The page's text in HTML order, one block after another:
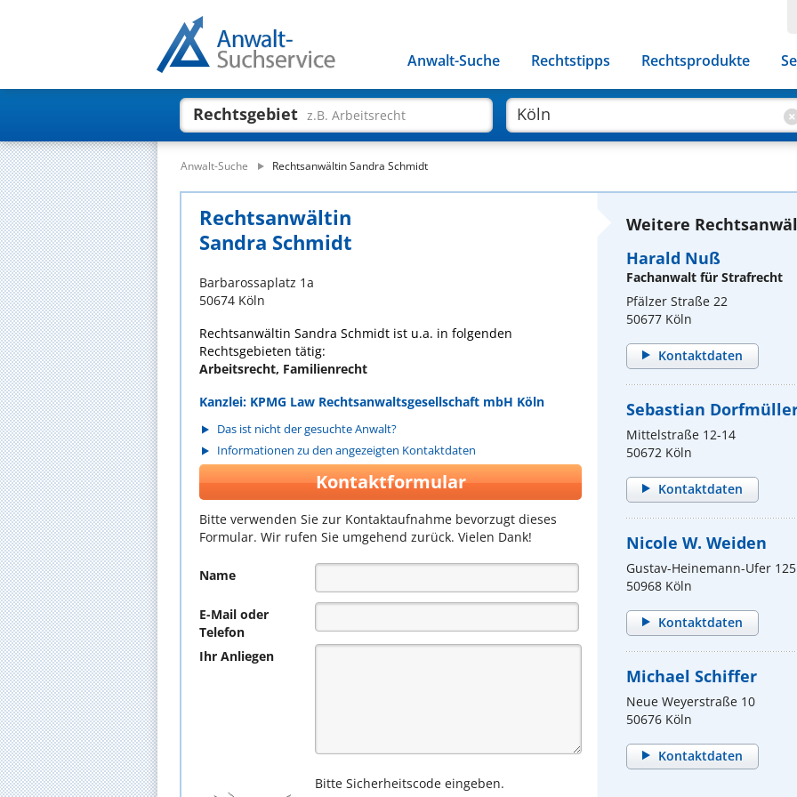
Anwalt-Suche Rechtstipps Rechtsprodukte
Rechtsgebiet z.B. Arbeitsrecht
Anwalt-Suche Rechtsanwältin Sandra Schmidt
Rechtsanwältin
Sandra Schmidt
Barbarossaplatz 1a
50674 Köln
Rechtsanwältin Sandra Schmidt ist u.a. in folgenden
Rechtsgebieten tätig:
Arbeitsrecht, Familienrecht
Kanzlei: KPMG Law Rechtsanwaltsgesellschaft mbH Köln
Das ist nicht der gesuchte Anwalt?
Informationen zu den angezeigten Kontaktdaten
Kontaktformular
Bitte verwenden Sie zur Kontaktaufnahme bevorzugt dieses
Formular. Wir rufen Sie umgehend zurück. Vielen Dank!
Name
E-Mail oder
Telefon
Ihr Anliegen
Bitte Sicherheitscode eingeben.
Weitere
Harald Nuß
Fachanwalt für Strafrecht
Pfälzer Straße 22
50677 Köln
Kontaktdaten
Sebastian
Mittelstraße 12-14
50672 Köln
Kontaktdaten
Nicole W. Weiden
Gustav-Heinemann-Ufer 125
50968 Köln
Kontaktdaten
Michael Schiffer
Neue Weyerstraße 10
50676 Köln
Kontaktdaten